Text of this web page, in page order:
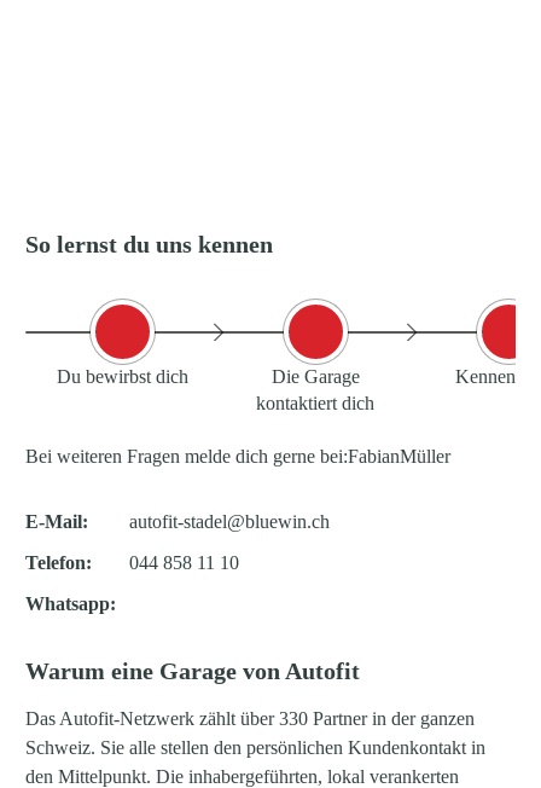
So lernst du uns kennen
Du bewirbst dich
Die Garage
kontaktiert dich
Bei weiteren Fragen melde dich gerne bei:FabianMüller
E-Mail:
autofit-stadel@bluewin.ch
Telefon:
044 858 11 10
Whatsapp:
Warum eine Garage von Autofit
Das Autofit-Netzwerk zählt über 330 Partner in der ganzen
Schweiz. Sie alle stellen den persönlichen Kundenkontakt in
den Mittelpunkt. Die inhabergeführten, lokal verankerten